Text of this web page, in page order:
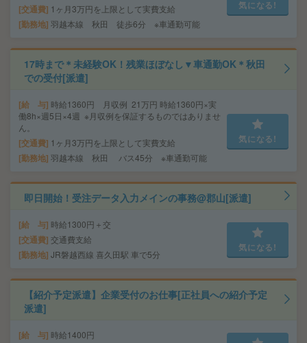
交通費 1ヶ月3万円を上限として実費支給
勤務地 羽越本線 秋田 徒歩6分 ※車通勤可能
気になる!
17時まで＊未経験OK！残業ほぼなし▼車通勤OK＊秋田
での受付[派遣]
給 与 時給1360円 月収例 21万円 時給1360円×実
働8h×週5日×4週 ※月収例を保証するものではありませ
ん。
交通費 1ヶ月3万円を上限として実費支給
勤務地 羽越本線 秋田 バス45分 ※車通勤可能
気になる!
即日開始！受注データ入力メインの事務@郡山[派遣]
給 与 時給1300円＋交
交通費 交通費支給
勤務地 JR磐越西線 喜久田駅 車で5分
気になる!
【紹介予定派遣】企業受付のお仕事[正社員への紹介予定
派遣]
給 与 時給1400円